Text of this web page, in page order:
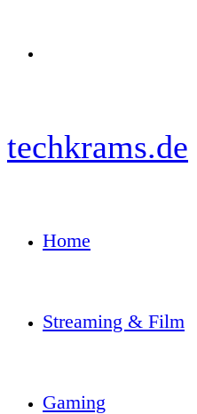
techkrams.de
Home
Streaming & Film
Gaming